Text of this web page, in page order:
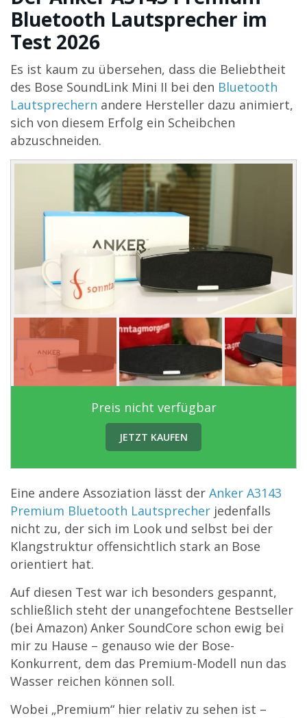
Bluetooth Lautsprecher im
Test 2026
Es ist kaum zu übersehen, dass die Beliebtheit
des Bose SoundLink Mini II bei den Bluetooth
Lautsprechern andere Hersteller dazu animiert,
sich von diesem Erfolg ein Scheibchen
abzuschneiden.
Preis nicht verfügbar
JETZT KAUFEN
Eine andere Assoziation lässt der Anker A3143
Premium Bluetooth Lautsprecher jedenfalls
nicht zu, der sich im Look und selbst bei der
Klangstruktur offensichtlich stark an Bose
orientiert hat.
Auf diesen Test war ich besonders gespannt,
schließlich steht der unangefochtene Bestseller
(bei Amazon) Anker SoundCore schon ewig bei
mir zu Hause – genauso wie der Bose-
Konkurrent, dem das Premium-Modell nun das
Wasser reichen können soll.
Wobei „Premium“ hier relativ zu sehen ist –